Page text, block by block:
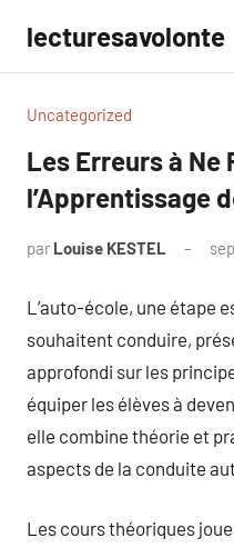
contenu
lecturesavolonte
Uncategorized
Les Erreurs à Ne
l’Apprentissage
par Louise KESTEL
L’auto-école, une étape
souhaitent conduire,
approfondi sur les
équiper les élèves à
elle combine théorie et
aspects de la conduite
Les cours théoriques